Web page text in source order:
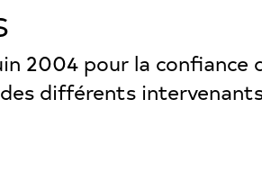
2004 pour la confiance
différents